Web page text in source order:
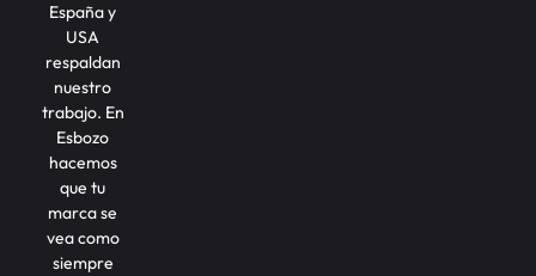
España y
USA
respaldan
nuestro
trabajo. En
Esbozo
hacemos
que tu
marca se
vea como
siempre